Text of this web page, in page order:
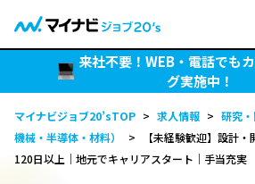
来社不要！WEB・電話でも
グ実施中！
マイナビジョブ20’sTOP > 求人情報 > 研究
機械・半導体・材料）
>
【未経験歓迎】設計
120日以上｜地元でキャリアスタート｜手当充実